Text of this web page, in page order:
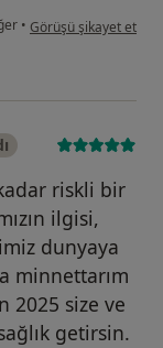
• kullanıcının
Görüşü şikayet et
riskli bir
ilgisi,
dunyaya
minnettarım
2025 size ve
getirsin.